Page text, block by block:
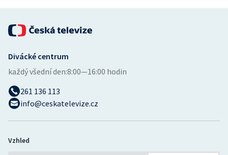
Divácké centrum
každý všední den:8:00—16:00 hodin
261 136 113
info@ceskatelevize.cz
Vzhled